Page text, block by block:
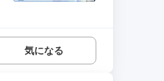
気になる